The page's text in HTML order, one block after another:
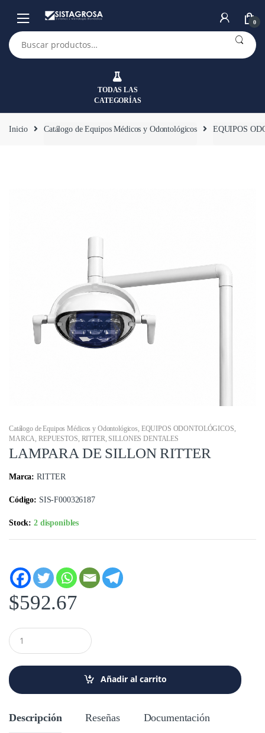
navegación
contenido
0
Buscar
por:
TODAS LAS
CATEGORÍAS
Inicio Catálogo de Equipos Médicos y Odontológicos EQUIPOS
Catálogo de Equipos Médicos y Odontológicos, EQUIPOS ODONTOLÓGICOS,
MARCA,REPUESTOS, RITTER, SILLONES DENTALES
LAMPARA DE SILLON RITTER
Marca: RITTER
Código: SIS-F000326187
Stock:2 disponibles
$592.67
C
a
i
d
Añadir al carrito
Descripción Reseñas Documentación